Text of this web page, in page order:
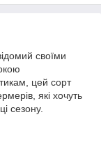
своїми
цей сорт
які хочуть
сезону.